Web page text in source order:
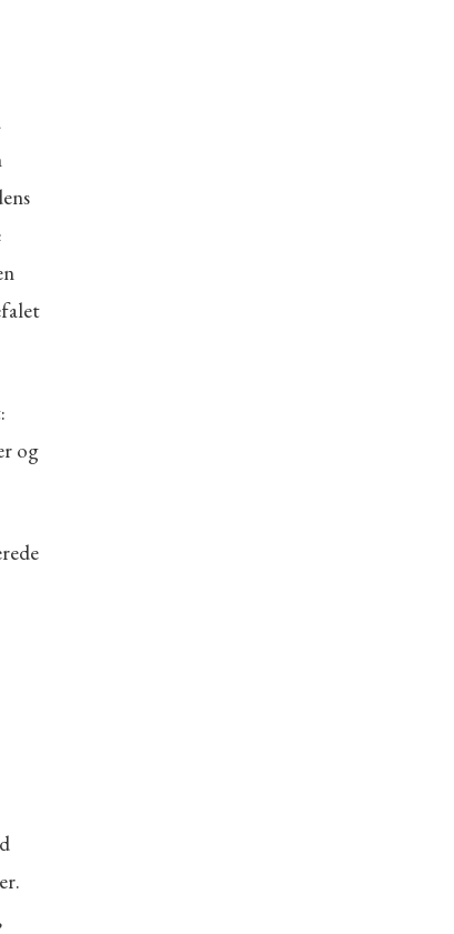
og